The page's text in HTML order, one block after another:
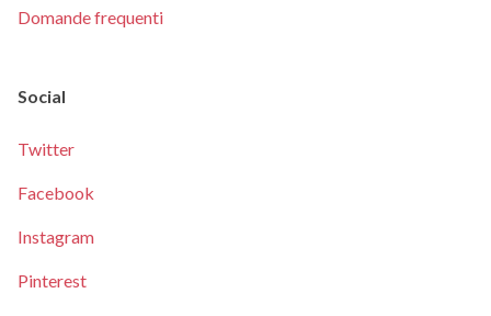
Domande frequenti
Social
Twitter
Facebook
Instagram
Pinterest